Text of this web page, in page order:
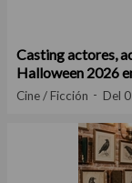
Casting actores,
Halloween 2026
Cine / Ficción Del